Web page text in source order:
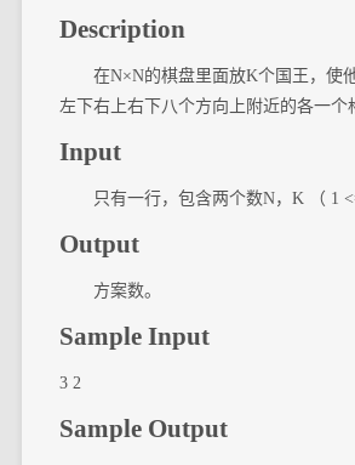
Description
在N×N的棋盘里面放K个国王，使他
左下右上右下八个方向上附近的各一个
Input
只有一行，包含两个数N，K （ 1
Output
方案数。
Sample Input
3 2
Sample Output